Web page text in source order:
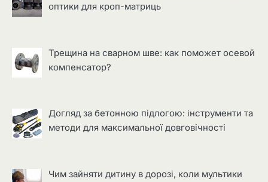
оптики для кроп-матриць
Трещина на сварном шве: как поможет осевой
компенсатор?
Догляд за бетонною підлогою: інструменти та
методи для максимальної довговічності
Чим зайняти дитину в дорозі, коли мультики